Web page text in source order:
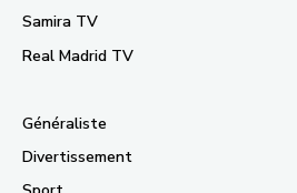
Samira TV
Real Madrid TV
Généraliste
Divertissement